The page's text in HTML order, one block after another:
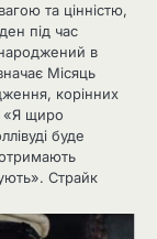
та цінністю,
під час
в
Місяць
корінних
«Я щиро
буде
Страйк